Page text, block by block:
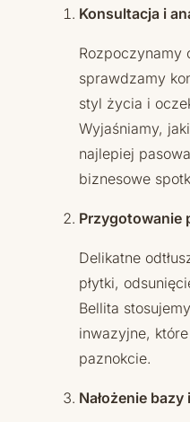
Konsultacja i
sprawdzamy
styl życia i
Wyjaśniamy,
najlepiej
biznesowe
Przygotowanie
Delikatne
płytki,
Bellita
inwazyjne,
paznokcie.
Nałożenie bazy